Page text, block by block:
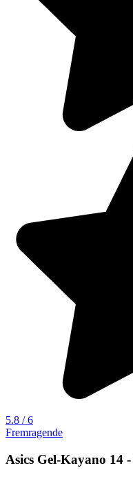
5.8 / 6
Fremragende
Asics Gel-Kayano 14